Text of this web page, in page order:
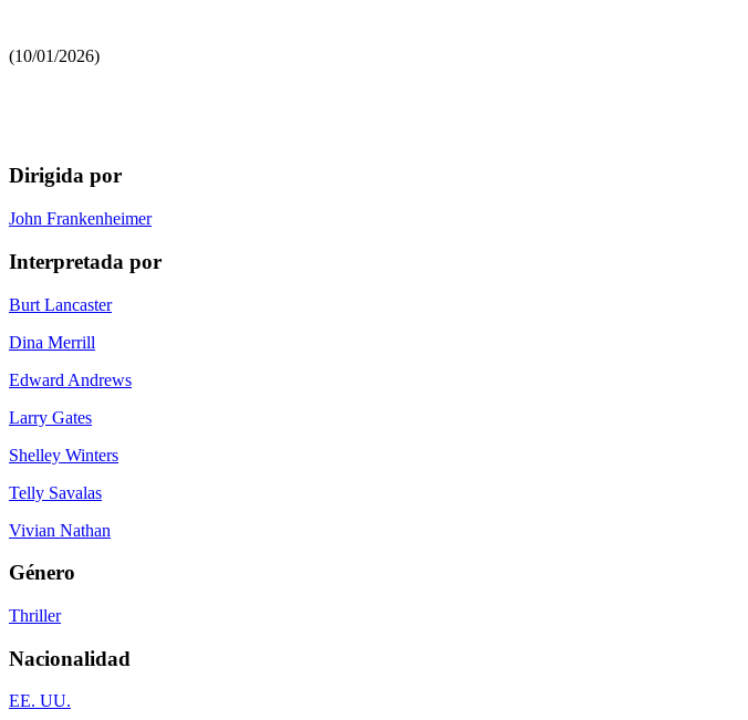
(10/01/2026)
Dirigida por
John Frankenheimer
Interpretada por
Burt Lancaster
Dina Merrill
Edward Andrews
Larry Gates
Shelley Winters
Telly Savalas
Vivian Nathan
Género
Thriller
Nacionalidad
EE. UU.